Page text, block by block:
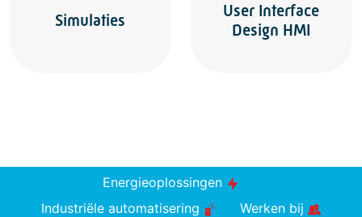
Simulaties
User Interface
Design HMI
Energieoplossingen
Industriële automatisering
Werken bij